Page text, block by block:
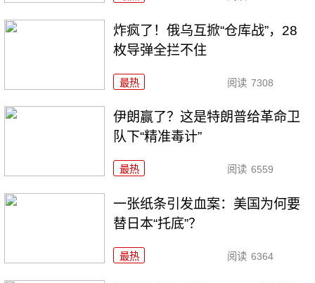
炸疯了！俄乌互掀“仓库战”，28
枚导弹全拦不住
最热 阅读 7308
伊朗赢了？这是特朗普给革命卫
队下“精准毒计”
最热 阅读 6559
一张纸条引发血案：美国为何要
替日本“托底”？
最热 阅读 6364